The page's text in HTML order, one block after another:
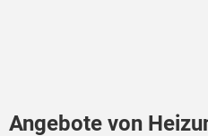
Angebote von